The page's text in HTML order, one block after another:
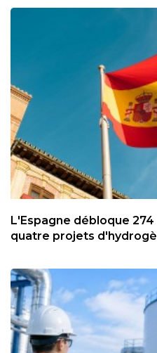
L'Espagne débloque
quatre projets